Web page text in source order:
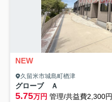
NEW
久留米市城島町楢津
グローブ Ａ
5.75万円 管理/共益費2,300円